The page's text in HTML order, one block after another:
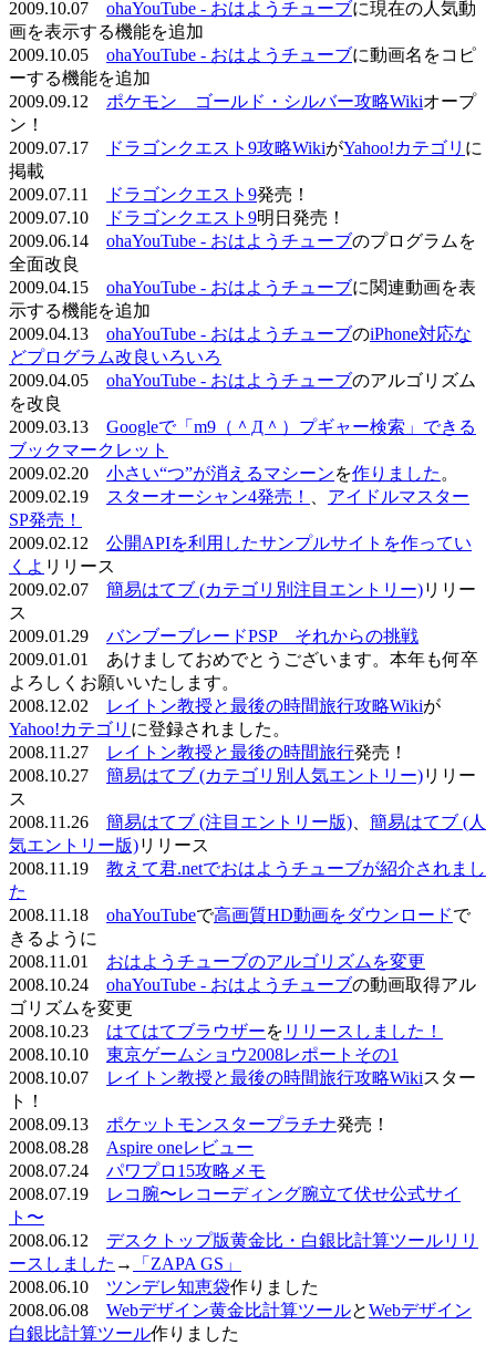
2009.10.07 ohaYouTube - おはようチューブに現在の人気動
画を表示する機能を追加
2009.10.05 ohaYouTube - おはようチューブに動画名をコピ
ーする機能を追加
2009.09.12 ポケモン ゴールド・シルバー攻略Wikiオープ
ン！
2009.07.17
ドラゴンクエスト9攻略WikiがYahoo!カテゴリ に
掲載
2009.07.11
ドラゴンクエスト9発売！
2009.07.10
ドラゴンクエスト9明日発売！
2009.06.14 ohaYouTube - おはようチューブのプログラムを
全面改良
2009.04.15 ohaYouTube - おはようチューブに関連動画を表
示する機能を追加
2009.04.13 ohaYouTube - おはようチューブのiPhone対応な
どプログラム改良いろいろ
2009.04.05 ohaYouTube - おはようチューブのアルゴリズム
を改良
2009.03.13 Googleで「m9（＾Д＾）プギャー検索」できる
ブックマークレット
2009.02.20 小さい“つ”が消えるマシーンを作りました 。
2009.02.19
スターオーシャン4発売！
アイドルマスター
SP発売！
2009.02.12 公開APIを利用したサンプルサイトを作ってい
くよ リリース
2009.02.07 簡易はてブ (カテゴリ別注目エントリー)リリー
ス
2009.01.29 バンブーブレードPSP それからの挑戦
2009.01.01 あけましておめでとうございます。本年も何卒
よろしくお願いいたします。
2008.12.02
レイトン教授と最後の時間旅行攻略Wikiが
Yahoo!カテゴリ に登録されました。
2008.11.27
レイトン教授と最後の時間旅行発売！
2008.10.27 簡易はてブ (カテゴリ別人気エントリー)リリー
ス
2008.11.26 簡易はてブ (注目エントリー版)
簡易はてブ (人
気エントリー版)リリース
2008.11.19 教えて君.netでおはようチューブが紹介されまし
た
2008.11.18 ohaYouTubeで高画質HD動画をダウンロードで
きるように
2008.11.01 おはようチューブのアルゴリズムを変更
2008.10.24 ohaYouTube - おはようチューブの動画取得アル
ゴリズムを変更
2008.10.23 はてはてブラウザーを リリースしました！
2008.10.10 東京ゲームショウ2008レポートその1
2008.10.07
レイトン教授と最後の時間旅行攻略Wikiスター
ト！
2008.09.13 ポケットモンスタープラチナ発売！
2008.08.28 Aspire oneレビュー
2008.07.24 パワプロ15攻略メモ
2008.07.19
レコ腕〜レコーディング腕立て伏せ公式サイ
ト〜
2008.06.12 デスクトップ版黄金比・白銀比計算ツールリリ
ースしました →
「ZAPA GS」
2008.06.10 ツンデレ知恵袋作りました
2008.06.08 Webデザイン黄金比計算ツールとWebデザイン
白銀比計算ツール作りました